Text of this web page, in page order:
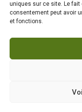
uniques sur ce site. Le fait
consentement peut avoir
et fonctions.
Horaires : Du lundi
Copyright